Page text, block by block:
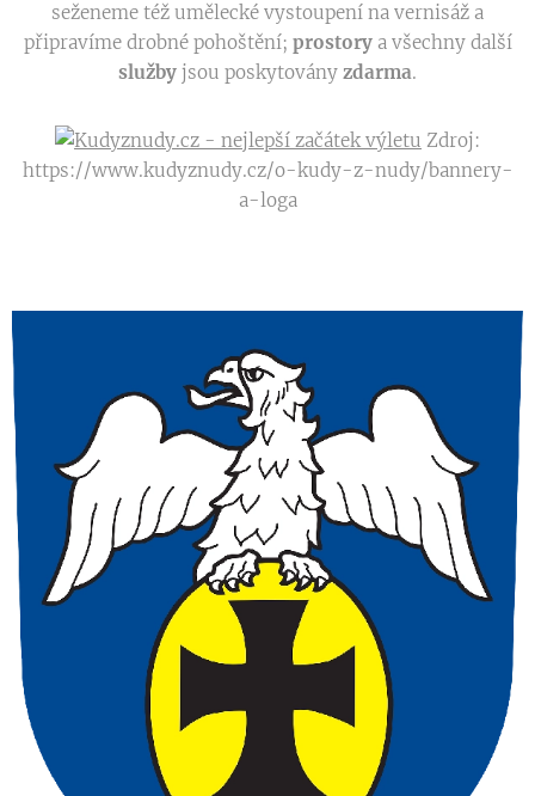
seženeme též umělecké vystoupení na vernisáž a
připravíme drobné pohoštění; prostory a všechny další
služby jsou poskytovány zdarma.
Zdroj:
https://www.kudyznudy.cz/o-kudy-z-nudy/bannery-
a-loga